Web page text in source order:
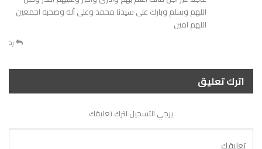
اللهم وسلم وبارك على سيدنا محمد وعلى آله وصحبه اجمعين
اللهم امين
رد
اترك تعليق
يرجي التسجيل لترك تعليقك